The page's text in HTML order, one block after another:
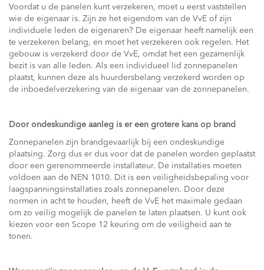
Voordat u de panelen kunt verzekeren, moet u eerst vaststellen
wie de eigenaar is. Zijn ze het eigendom van de VvE of zijn
individuele leden de eigenaren? De eigenaar heeft namelijk een
te verzekeren belang, en moet het verzekeren ook regelen. Het
gebouw is verzekerd door de VvE, omdat het een gezamenlijk
bezit is van alle leden. Als een individueel lid zonnepanelen
plaatst, kunnen deze als huurdersbelang verzekerd worden op
de inboedelverzekering van de eigenaar van de zonnepanelen.
Door ondeskundige aanleg is er een grotere kans op brand
Zonnepanelen zijn brandgevaarlijk bij een ondeskundige
plaatsing. Zorg dus er dus voor dat de panelen worden geplaatst
door een gerenommeerde installateur. De installaties moeten
voldoen aan de NEN 1010. Dit is een veiligheidsbepaling voor
laagspanningsinstallaties zoals zonnepanelen. Door deze
normen in acht te houden, heeft de VvE het maximale gedaan
om zo veilig mogelijk de panelen te laten plaatsen. U kunt ook
kiezen voor een Scope 12 keuring om de veiligheid aan te
tonen.